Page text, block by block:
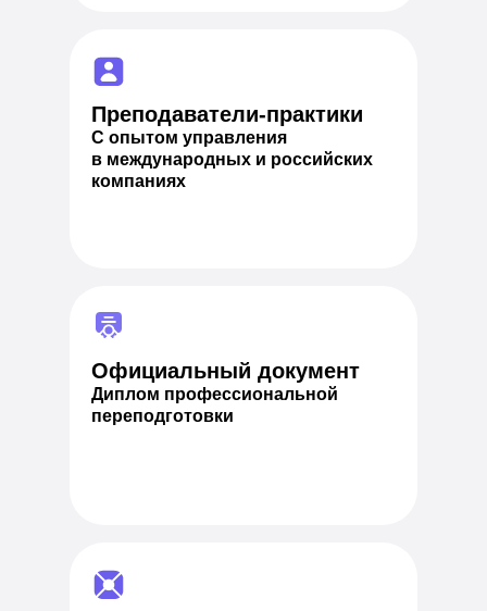
Преподаватели-практики
С опытом управления
в международных и российских
компаниях
Официальный документ
Диплом профессиональной
переподготовки